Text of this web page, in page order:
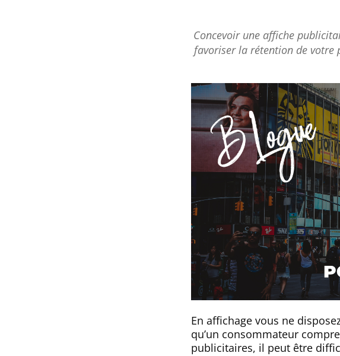
Concevoir une affiche
favoriser la rétention de votre
En affichage vous ne
qu’un consommateur
publicitaires, il peut être